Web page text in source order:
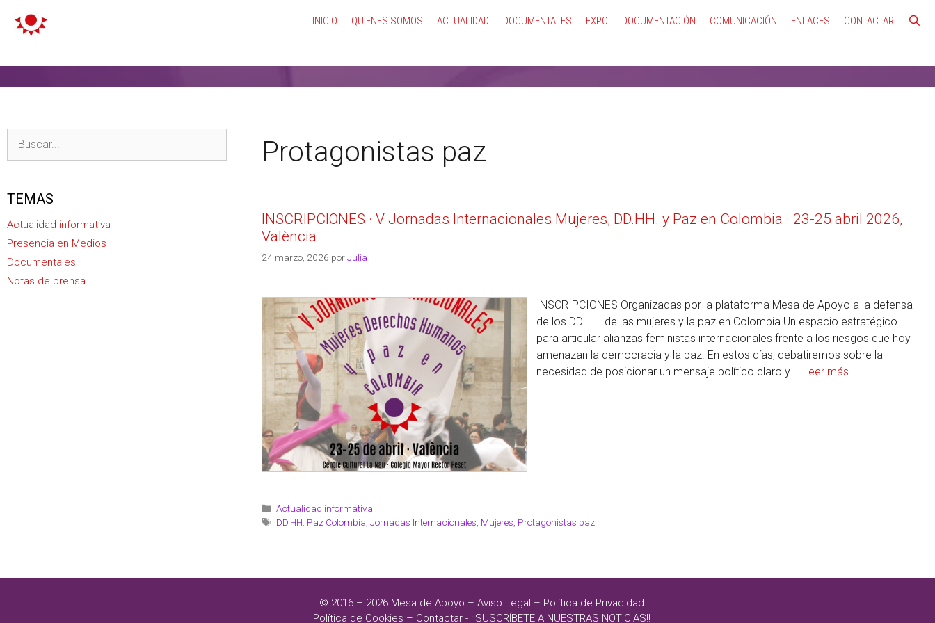
INICIO QUIENES SOMOS ACTUALIDAD DOCUMENTALES EXPO DOCUMENTACIÓN COMUNICACIÓN ENLACES CONTACTAR
Protagonistas paz
INSCRIPCIONES · V Jornadas Internacionales Mujeres, DD.HH. y Paz en Colombia · 23-25 abril 2026,
València
24 marzo, 2026 porJulia
INSCRIPCIONES Organizadas por la plataforma Mesa de Apoyo a la defensa
de los DD.HH. de las mujeres y la paz en Colombia Un espacio estratégico
para articular alianzas feministas internacionales frente a los riesgos que hoy
amenazan la democracia y la paz. En estos días, debatiremos sobre la
necesidad de posicionar un mensaje político claro y … Leer más
Actualidad informativa
DD.HH. Paz Colombia,Jornadas Internacionales, Mujeres, Protagonistas paz
TEMAS
Actualidad informativa
Presencia en Medios
Documentales
Notas de prensa
© 2016 – 2026 Mesa de Apoyo – Aviso Legal – Política de Privacidad
Política de Cookies – Contactar- ¡¡SUSCRÍBETE A NUESTRAS NOTICIAS!!